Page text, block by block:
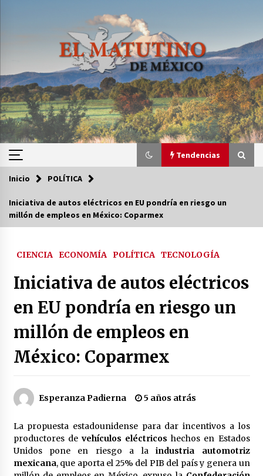
Tendencias
Tendencias
Certificado de Dafne Quintos revela homicidio;
Héctor Díaz-Polanco renuncia a la presidencia
de Morena en la CDMX
2 semanas atrás
SMN alerta por lluvias intensas, granizo y calor
extremo en gran parte de México
2 semanas atrás
3 semanas atrás
Detienen a funcionario por presunto homicidio
del periodista Josué Martínez
3 semanas atrás
Inicio POLÍTICA
Iniciativa de autos eléctricos en EU pondría en riesgo un
millón de empleos en México: Coparmex
CIENCIA ECONOMÍA POLÍTICA TECNOLOGÍA
Iniciativa de autos eléctricos
en EU pondría en riesgo un
millón de empleos en
México: Coparmex
Esperanza Padierna 5 años atrás
La propuesta estadounidense para dar incentivos a los
productores de vehículos eléctricos hechos en Estados
Unidos pone en riesgo a laindustria automotriz
mexicana, que aporta el 25% del PIB del país y genera un